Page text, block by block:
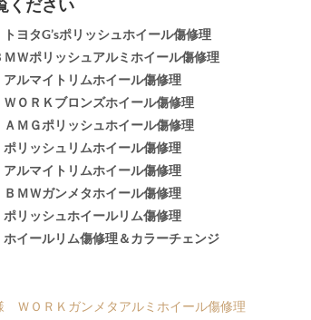
ください
ヨタG’sポリッシュホイール傷修理
Ｗポリッシュアルミホイール傷修理
ルマイトリムホイール傷修理
ＯＲＫブロンズホイール傷修理
ＭＧポリッシュホイール傷修理
リッシュリムホイール傷修理
ルマイトリムホイール傷修理
ＭＷガンメタホイール傷修理
リッシュホイールリム傷修理
イールリム傷修理＆カラーチェンジ
ＷＯＲＫガンメタアルミホイール傷修理